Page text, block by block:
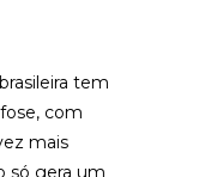
tem
com
mais
só gera um